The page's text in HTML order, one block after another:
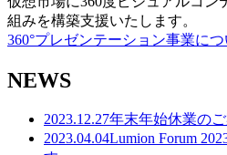
組みを構築支援いたします。
360°プレゼンテーション事業につ
NEWS
2023.12.27年末年始休業の
2023.04.04Lumion Forum